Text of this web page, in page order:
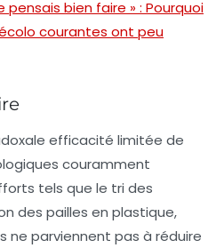
pensais bien faire » : Pourquoi
courantes ont peu
efficacité limitée de
couramment
tels que le tri des
des pailles en plastique,
ne parviennent pas à réduire